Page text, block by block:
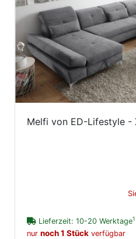
Melfi von ED-Lifestyle -
Lieferzeit: 10-20 Werktage1
nur noch 1 Stück verfügbar